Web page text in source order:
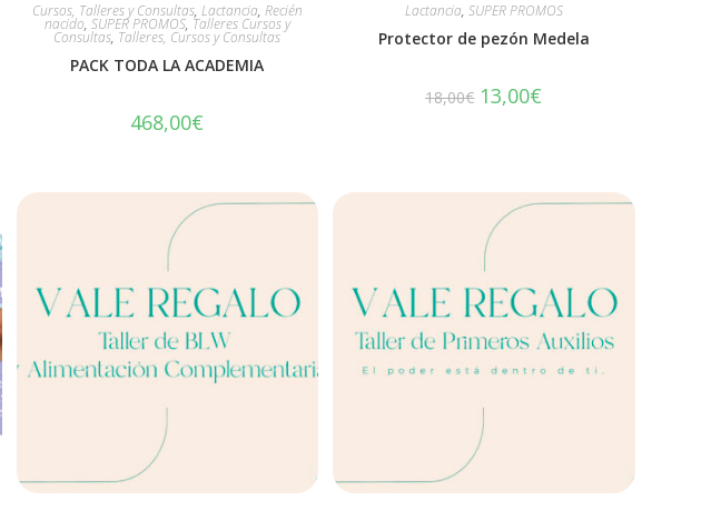
Cursos, Talleres y Consultas, Lactancia, Recién
nacido, SUPER PROMOS, Talleres Cursos y
Consultas, Talleres, Cursos y Consultas
PACK TODA LA ACADEMIA
468,00€
Lactancia, SUPER PROMOS
Protector de pezón Medela
18,00€ 13,00€